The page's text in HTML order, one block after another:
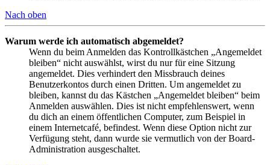
Nach oben
Warum werde ich automatisch abgemeldet?
Wenn du beim Anmelden das Kontrollkästchen „Angemeldet
bleiben“ nicht auswählst, wirst du nur für eine Sitzung
angemeldet. Dies verhindert den Missbrauch deines
Benutzerkontos durch einen Dritten. Um angemeldet zu
bleiben, kannst du das Kästchen „Angemeldet bleiben“ beim
Anmelden auswählen. Dies ist nicht empfehlenswert, wenn
du dich an einem öffentlichen Computer, zum Beispiel in
einem Internetcafé, befindest. Wenn diese Option nicht zur
Verfügung steht, dann wurde sie vermutlich von der Board-
Administration ausgeschaltet.